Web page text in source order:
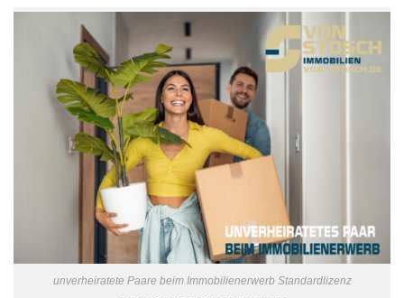
unverheiratete Paare beim Immobilienerwerb Standardlizenz